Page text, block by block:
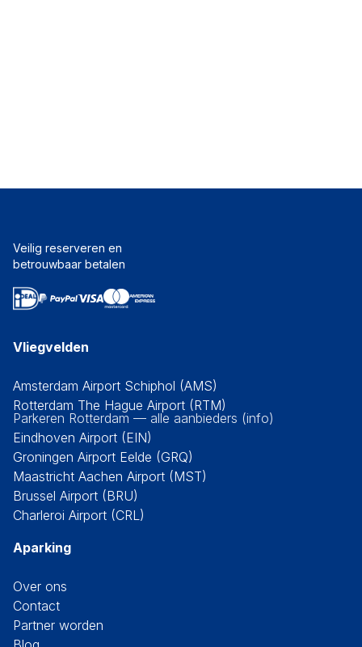
Veilig reserveren en
betrouwbaar betalen
Vliegvelden
Amsterdam Airport Schiphol (AMS)
Rotterdam The Hague Airport (RTM)
Parkeren Rotterdam — alle aanbieders (info)
Eindhoven Airport (EIN)
Groningen Airport Eelde (GRQ)
Maastricht Aachen Airport (MST)
Brussel Airport (BRU)
Charleroi Airport (CRL)
Aparking
Over ons
Contact
Partner worden